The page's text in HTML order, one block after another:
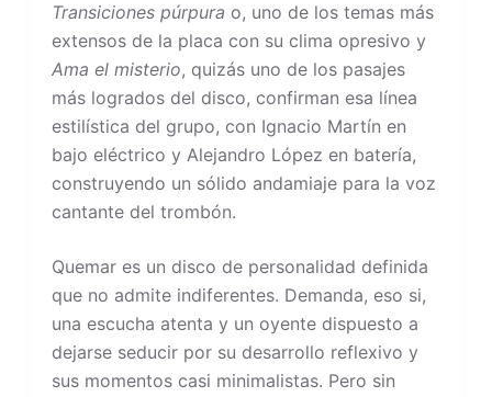
Transiciones púrpura o, uno de los temas más
extensos de la placa con su clima opresivo y
Ama el misterio, quizás uno de los pasajes
más logrados del disco, confirman esa línea
estilística del grupo, con Ignacio Martín en
bajo eléctrico y Alejandro López en batería,
construyendo un sólido andamiaje para la voz
cantante del trombón.
Quemar es un disco de personalidad definida
que no admite indiferentes. Demanda, eso si,
una escucha atenta y un oyente dispuesto a
dejarse seducir por su desarrollo reflexivo y
sus momentos casi minimalistas. Pero sin